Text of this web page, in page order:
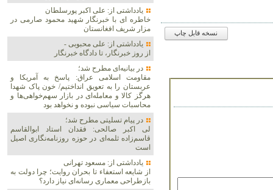
نسخه قابل چاپ
یادداشتی از: علی اکبر پورسلطان
خاطره ای با خبرنگار شهید محمود صارمی در
مزار شریف افغانستان
یادداشتی از: علی محبوبی -
از روز خبرنگار، تا دادگاه خبرنگار
در بیانیه‌ای مطرح شد؛
مقاومت اسلامی عراق: پاسخ به آمریکا و
عربستان را به تعویق انداختیم/ خون پاک شهدا
هرگز کالا و معامله‌ای در بازار سهم‌خواهی‌ها و
محاسبات سیاسی نبوده و نخواهد بود
در پیام تسلیتی مطرح شد؛
لی اکبر صالحی: فقدان استاد ابوالقاسم
قاسم‌زاده ثلمه‌ای در حوزه روزنامه‌نگاری اصیل
است
یادداشتی از: مسعود تهرانی
از شایعه استعفاء تا بحران روایت؛ چرا دولت به
بازطراحی معماری رسانه‌ای نیاز دارد؟